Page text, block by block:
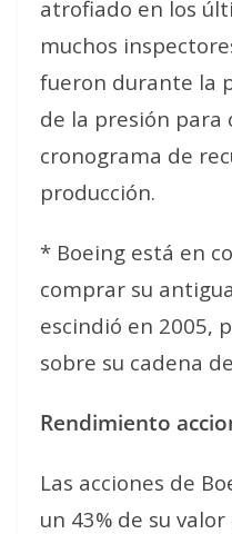
atrofiado en los
muchos
fueron durante la
de la presión para
cronograma de
producción.
* Boeing está en
comprar su
escindió en 2005,
sobre su cadena
Rendimiento
Las acciones de
un 43% de su